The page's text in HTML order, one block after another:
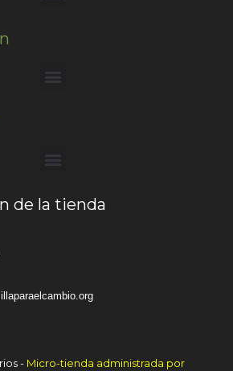
de la tienda
- Micro-tienda administrada por